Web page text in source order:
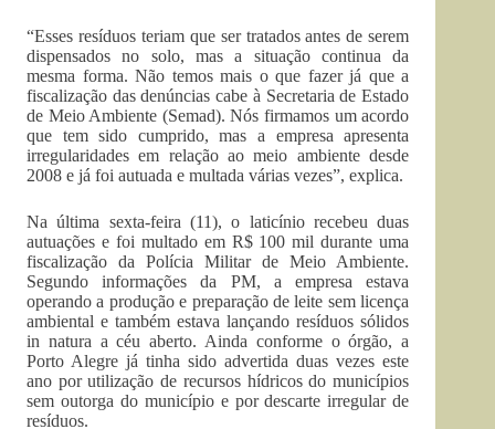
“Esses resíduos teriam que ser tratados antes de serem
dispensados no solo, mas a situação continua da
mesma forma. Não temos mais o que fazer já que a
fiscalização das denúncias cabe à Secretaria de Estado
de Meio Ambiente (Semad). Nós firmamos um acordo
que tem sido cumprido, mas a empresa apresenta
irregularidades em relação ao meio ambiente desde
2008 e já foi autuada e multada várias vezes”, explica.
Na última sexta-feira (11), o laticínio recebeu duas
autuações e foi multado em R$ 100 mil durante uma
fiscalização da Polícia Militar de Meio Ambiente.
Segundo informações da PM, a empresa estava
operando a produção e preparação de leite sem licença
ambiental e também estava lançando resíduos sólidos
in natura a céu aberto. Ainda conforme o órgão, a
Porto Alegre já tinha sido advertida duas vezes este
ano por utilização de recursos hídricos do municípios
sem outorga do município e por descarte irregular de
resíduos.